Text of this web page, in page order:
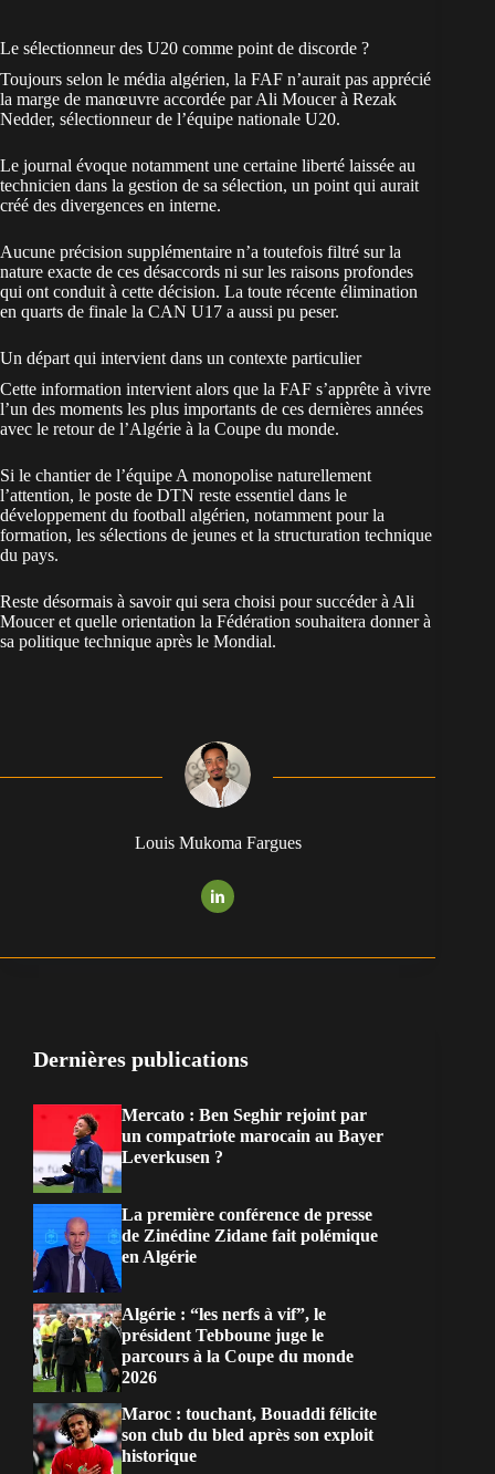
Le sélectionneur des U20 comme point de discorde ?
Toujours selon le média algérien, la FAF n’aurait pas apprécié
la marge de manœuvre accordée par Ali Moucer à Rezak
Nedder, sélectionneur de l’équipe nationale U20.
Le journal évoque notamment une certaine liberté laissée au
technicien dans la gestion de sa sélection, un point qui aurait
créé des divergences en interne.
Aucune précision supplémentaire n’a toutefois filtré sur la
nature exacte de ces désaccords ni sur les raisons profondes
qui ont conduit à cette décision. La toute récente élimination
en quarts de finale la CAN U17 a aussi pu peser.
Un départ qui intervient dans un contexte particulier
Cette information intervient alors que la FAF s’apprête à vivre
l’un des moments les plus importants de ces dernières années
avec le retour de l’Algérie à la Coupe du monde.
Si le chantier de l’équipe A monopolise naturellement
l’attention, le poste de DTN reste essentiel dans le
développement du football algérien, notamment pour la
formation, les sélections de jeunes et la structuration technique
du pays.
Reste désormais à savoir qui sera choisi pour succéder à Ali
Moucer et quelle orientation la Fédération souhaitera donner à
sa politique technique après le Mondial.
Louis Mukoma Fargues
Dernières publications
Mercato : Ben Seghir rejoint par
un compatriote marocain au Bayer
Leverkusen ?
La première conférence de presse
de Zinédine Zidane fait polémique
en Algérie
Algérie : “les nerfs à vif”, le
président Tebboune juge le
parcours à la Coupe du monde
2026
Maroc : touchant, Bouaddi félicite
son club du bled après son exploit
historique